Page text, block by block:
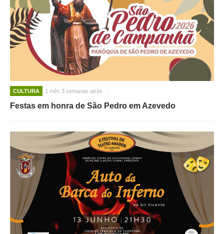
CULTURA 1 mês 3 semanas atrás
Festas em honra de São Pedro em Azevedo